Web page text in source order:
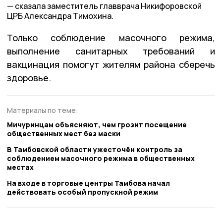
сказала заместитель главврача Никифоровской
ЦРБ Александра Тимохина.
Только соблюдение масочного режима,
выполнение санитарных требований и
вакцинация помогут жителям района сберечь
здоровье.
Материалы по теме:
Мичуринцам объясняют, чем грозит посещение
общественных мест без маски
В Тамбовской области ужесточён контроль за
соблюдением масочного режима в общественных
местах
На входе в торговые центры Тамбова начал
действовать особый пропускной режим